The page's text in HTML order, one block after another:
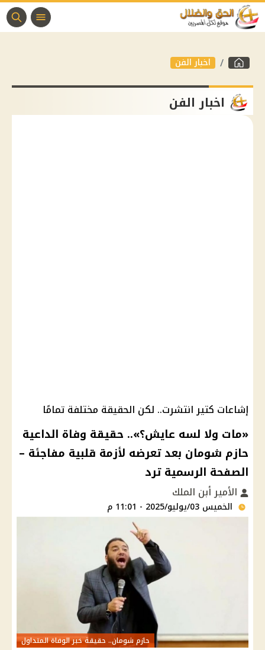
اخبار الفن
اخبار الفن
إشاعات كتير انتشرت.. لكن الحقيقة مختلفة تمامًا
«مات ولا لسه عايش؟».. حقيقة وفاة الداعية
حازم شومان بعد تعرضه لأزمة قلبية مفاجئة –
الصفحة الرسمية ترد
الأمير أبن الملك
الخميس 03/يوليو/2025 - 11:01 م
حازم شومان.. حقيقة خبر الوفاة المتداول